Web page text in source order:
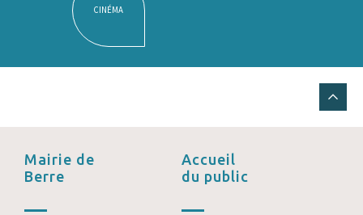
CINÉMA
Mairie de
Berre
Accueil
du public